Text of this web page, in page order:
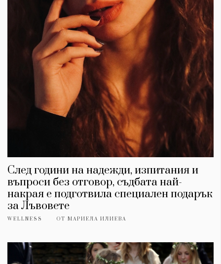
След години на надежди, изпитания и
въпроси без отговор, съдбата най-
накрая е подготвила специален подарък
за Лъвовете
WELLNESS ОТ МАРИЕЛА ИЛИЕВА